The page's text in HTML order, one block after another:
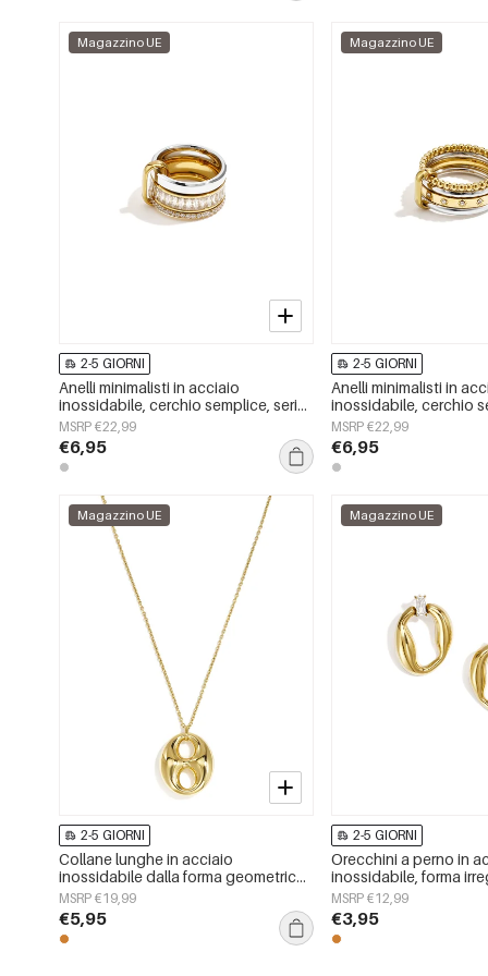
Magazzino UE
2-5 GIORNI
Anelli minimalisti in acciaio
inossidabile, cerchio semplice, serie
Daily Simple, gioielli da donna
MSRP €22,99
€6,95
Magazzino UE
2-5 GIORNI
Anelli minimalisti in
inossidabile, cerchio
Daily Simple, gioielli da
MSRP €22,99
€6,95
Magazzino UE
2-5 GIORNI
Collane lunghe in acciaio
inossidabile dalla forma geometrica,
semplici, della serie Simple, perfette
per tutti i giorni. Gioielli da donna.
MSRP €19,99
€5,95
Magazzino UE
2-5 GIORNI
Orecchini a perno in
inossidabile, forma
semplici, serie
tutti i giorni&quot;,
MSRP €12,99
€3,95